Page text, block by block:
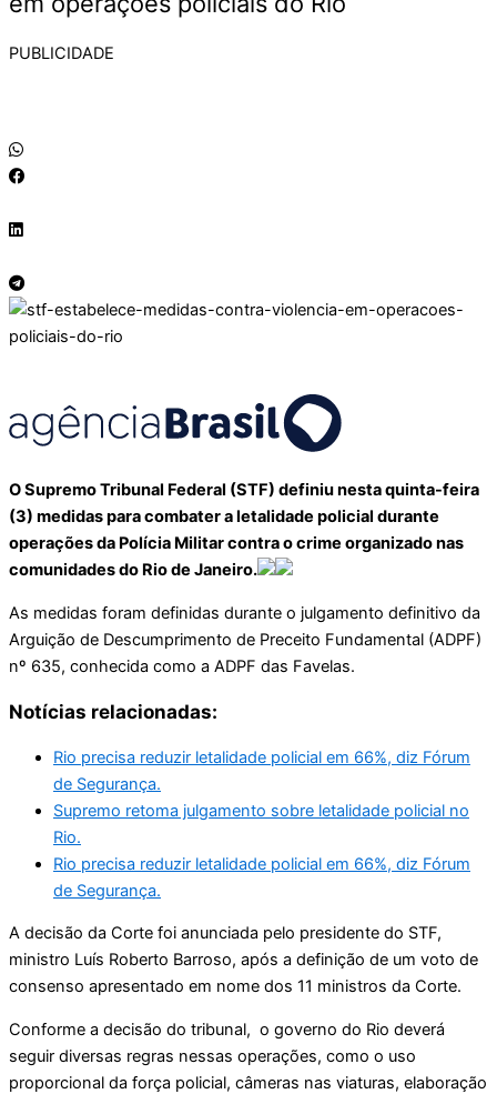
PUBLICIDADE
O Supremo Tribunal Federal (STF) definiu nesta quinta-feira
(3) medidas para combater a letalidade policial durante
operações da Polícia Militar contra o crime organizado nas
comunidades do Rio de Janeiro.
As medidas foram definidas durante o julgamento definitivo da
Arguição de Descumprimento de Preceito Fundamental (ADPF)
nº 635, conhecida como a ADPF das Favelas.
Notícias relacionadas:
Rio precisa reduzir letalidade policial em 66%, diz Fórum
de Segurança.
Supremo retoma julgamento sobre letalidade policial no
Rio.
Rio precisa reduzir letalidade policial em 66%, diz Fórum
de Segurança.
A decisão da Corte foi anunciada pelo presidente do STF,
ministro Luís Roberto Barroso, após a definição de um voto de
consenso apresentado em nome dos 11 ministros da Corte.
Conforme a decisão do tribunal, o governo do Rio deverá
seguir diversas regras nessas operações, como o uso
proporcional da força policial, câmeras nas viaturas, elaboração